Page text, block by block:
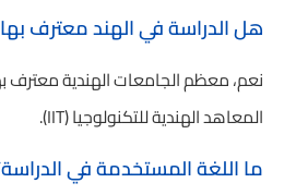
هل الدراسة في الهند معترف بها
نعم، معظم الجامعات الهندية معترف
المعاهد الهندية للتكنولوجيا (IIT).
ما اللغة المستخدمة في